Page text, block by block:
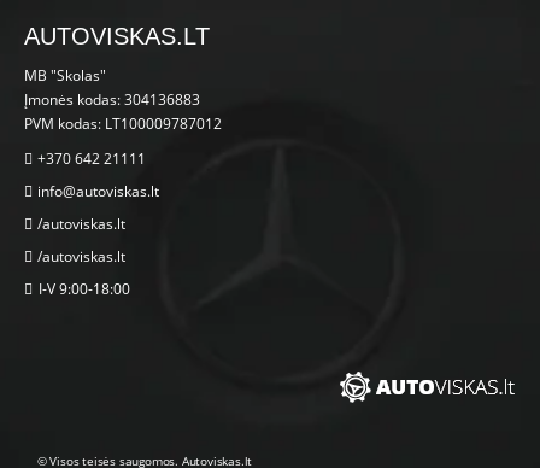
AUTOVISKAS.LT
MB "Skolas"
Įmonės kodas: 304136883
PVM kodas: LT100009787012
+370 642 21111
info@autoviskas.lt
/autoviskas.lt
/autoviskas.lt
I-V 9:00-18:00
© Visos teisės saugomos. Autoviskas.lt